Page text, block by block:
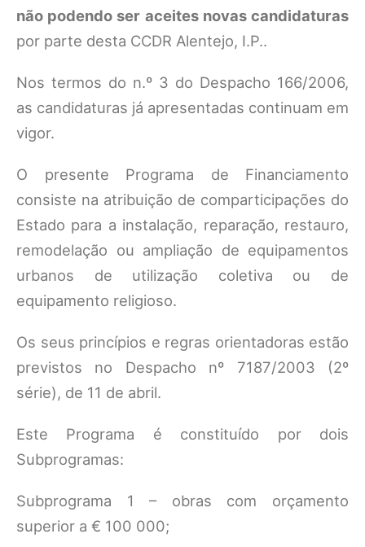
não podendo ser aceites novas candidaturas
por parte desta CCDR Alentejo, I.P..
Nos termos do n.º 3 do Despacho 166/2006,
as candidaturas já apresentadas continuam em
vigor.
O presente Programa de Financiamento
consiste na atribuição de comparticipações do
Estado para a instalação, reparação, restauro,
remodelação ou ampliação de equipamentos
urbanos de utilização coletiva ou de
equipamento religioso.
Os seus princípios e regras orientadoras estão
previstos no Despacho nº 7187/2003 (2º
série), de 11 de abril.
Este Programa é constituído por dois
Subprogramas:
Subprograma 1 – obras com orçamento
superior a € 100 000;